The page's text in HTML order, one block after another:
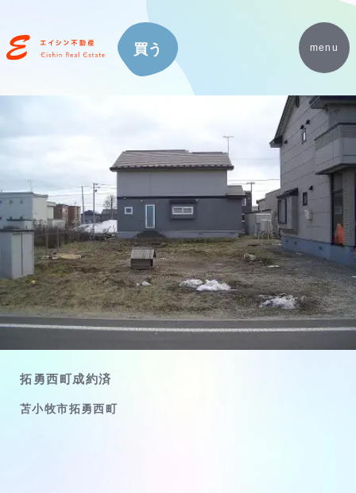
menu
買う
拓勇西町成約済
苫小牧市拓勇西町